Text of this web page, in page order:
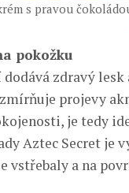
s pravou
pokožku
zdravý lesk
projevy
je tedy
Aztec Secret je
vstřebaly a na